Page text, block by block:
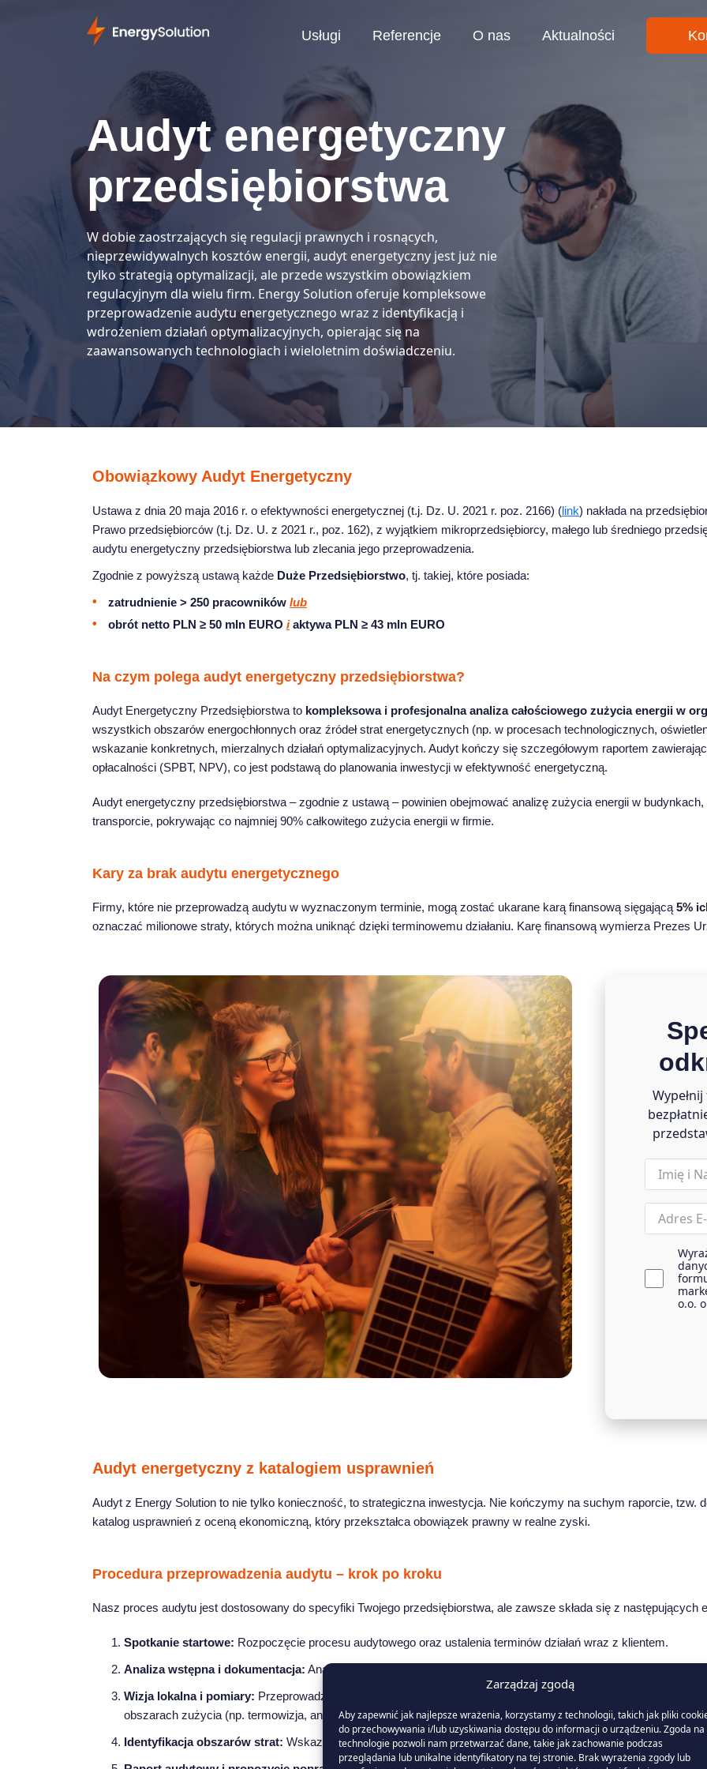
Zarządzaj zgodą
Aby zapewnić jak najlepsze wrażenia, korzystamy z technologii, takich jak pliki
do przechowywania i/lub uzyskiwania dostępu do informacji o urządzeniu. Zgoda na
technologie pozwoli nam przetwarzać dane, takie jak zachowanie podczas
przeglądania lub unikalne identyfikatory na tej stronie. Brak wyrażenia zgody lub
Usługi Referencje O nas Aktualności
Audyt energetyczny
przedsiębiorstwa
W dobie zaostrzających się regulacji prawnych i rosnących,
nieprzewidywalnych kosztów energii, audyt energetyczny jest już nie
tylko strategią optymalizacji, ale przede wszystkim obowiązkiem
regulacyjnym dla wielu firm. Energy Solution oferuje kompleksowe
przeprowadzenie audytu energetycznego wraz z identyfikacją i
wdrożeniem działań optymalizacyjnych, opierając się na
zaawansowanych technologiach i wieloletnim doświadczeniu.
Obowiązkowy Audyt Energetyczny
Ustawa z dnia 20 maja 2016 r. o efektywności energetycznej (t.j. Dz. U. 2021 r. poz. 2166) (link) nakłada na
Prawo przedsiębiorców (t.j. Dz. U. z 2021 r., poz. 162), z wyjątkiem mikroprzedsiębiorcy, małego lub średniego
audytu energetyczny przedsiębiorstwa lub zlecania jego przeprowadzenia.
Zgodnie z powyższą ustawą każde Duże Przedsiębiorstwo, tj. takiej, które posiada:
zatrudnienie > 250 pracowników lub
obrót netto PLN ≥ 50 mln EURO i aktywa PLN ≥ 43 mln EURO
Na czym polega audyt energetyczny przedsiębiorstwa?
Audyt Energetyczny Przedsiębiorstwa to kompleksowa i profesjonalna analiza całościowego zużycia energii w
wszystkich obszarów energochłonnych oraz źródeł strat energetycznych (np. w procesach technologicznych,
wskazanie konkretnych, mierzalnych działań optymalizacyjnych. Audyt kończy się szczegółowym raportem
opłacalności (SPBT, NPV), co jest podstawą do planowania inwestycji w efektywność energetyczną.
Audyt energetyczny przedsiębiorstwa – zgodnie z ustawą – powinien obejmować analizę zużycia energii w
transporcie, pokrywając co najmniej 90% całkowitego zużycia energii w firmie.
Kary za brak audytu energetycznego
Firmy, które nie przeprowadzą audytu w wyznaczonym terminie, mogą zostać ukarane karą finansową sięgającą 5%
oznaczać milionowe straty, których można uniknąć dzięki terminowemu działaniu. Karę finansową wymierza Prezes
name
(wymagane)
Email
(wymagane)
(wymagane)
o.o.
Audyt energetyczny z katalogiem usprawnień
Audyt z Energy Solution to nie tylko konieczność, to strategiczna inwestycja. Nie kończymy na suchym raporcie, tzw.
katalog usprawnień z oceną ekonomiczną, który przekształca obowiązek prawny w realne zyski.
Procedura przeprowadzenia audytu – krok po kroku
Nasz proces audytu jest dostosowany do specyfiki Twojego przedsiębiorstwa, ale zawsze składa się z następujących
Spotkanie startowe: Rozpoczęcie procesu audytowego oraz ustalenia terminów działań wraz z klientem.
Analiza wstępna i dokumentacja: Analiza branżowej dokumentacji technicznej i historii zużycia (faktur, taryf).
Wizja lokalna i pomiary: Przeprowadzenie wizji lokalnej w audytowanym przedsiębiorstwie oraz – o ile będzie
obszarach zużycia (np. termowizja, analiza mocy czynnej i biernej).
Identyfikacja obszarów strat: Wskazanie najbardziej energochłonnych obszarów (np. systemy sprężonego